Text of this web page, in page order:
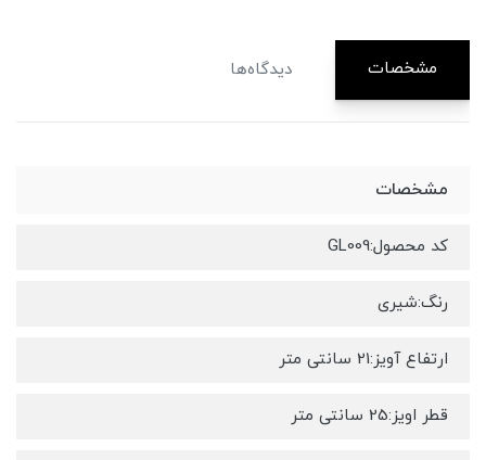
مشخصات دیدگاه‌ها
مشخصات
کد محصول:GL009
رنگ:شیری
ارتفاع آویز:21 سانتی متر
قطر اویز:25 سانتی متر